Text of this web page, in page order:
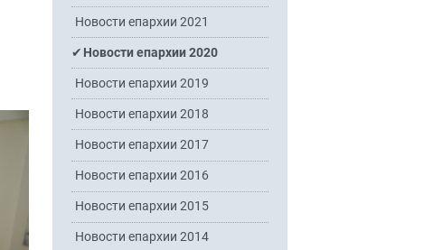
Новости епархии 2021
Новости епархии 2020
Новости епархии 2019
Новости епархии 2018
Новости епархии 2017
Новости епархии 2016
Новости епархии 2015
Новости епархии 2014